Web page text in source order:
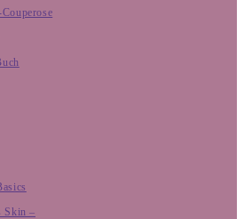
Couperose
Skin –